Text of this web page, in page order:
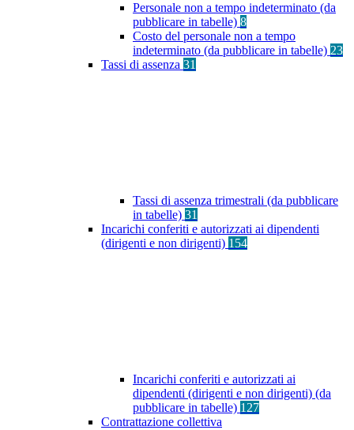
Personale non a tempo indeterminato (da
pubblicare in tabelle) 8
Costo del personale non a tempo
indeterminato (da pubblicare in tabelle) 23
Tassi di assenza 31
Tassi di assenza trimestrali (da pubblicare
in tabelle) 31
Incarichi conferiti e autorizzati ai dipendenti
(dirigenti e non dirigenti) 154
Incarichi conferiti e autorizzati ai
dipendenti (dirigenti e non dirigenti) (da
pubblicare in tabelle) 127
Contrattazione collettiva